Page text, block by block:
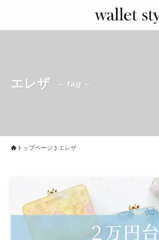
エレザ – tag –
トップページ エレザ